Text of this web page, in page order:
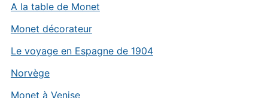
A la table de Monet
Monet décorateur
Le voyage en Espagne de 1904
Norvège
Monet à Venise